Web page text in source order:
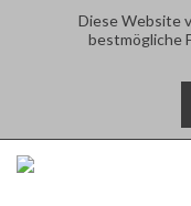
Diese Website
bestmögliche